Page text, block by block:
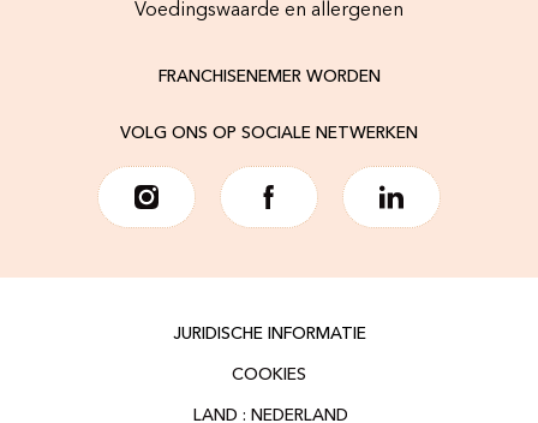
Voedingswaarde en allergenen
FRANCHISENEMER WORDEN
VOLG ONS OP SOCIALE NETWERKEN
JURIDISCHE INFORMATIE
COOKIES